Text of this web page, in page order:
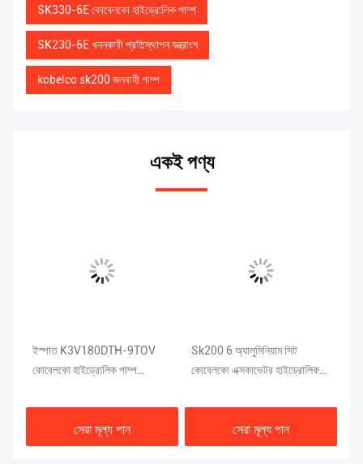
SK330-6E কোবেলকো হাইড্রোলিক পাম্প
SK230-6E খননকারী প্রতিস্থাপন যন্ত্রাংশ
kobelco sk200 জলবাহী পাম্প
একই পণ্য
ইস্পাত K3V180DTH-9TOV
কোবেলকো হাইড্রোলিক পাম্প
সেরা মূল্য পান
Sk200 6 অ্যালুমিনিয়াম সিট
কোবেলকো এক্সকাভেটর হাইড্রোলিক
সেরা মূল্য পান